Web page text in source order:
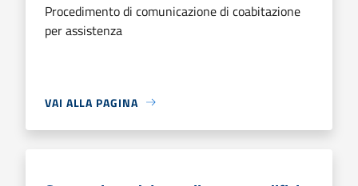
Procedimento di comunicazione di coabitazione
per assistenza
VAI ALLA PAGINA